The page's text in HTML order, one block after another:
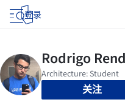
登录
关注